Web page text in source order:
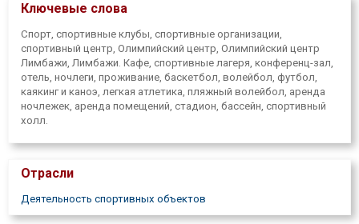
Ключевые слова
Спорт, спортивные клубы, спортивные организации,
спортивный центр, Олимпийский центр, Олимпийский центр
Лимбажи, Лимбажи. Кафе, спортивные лагеря, конференц-зал,
отель, ночлеги, проживание, баскетбол, волейбол, футбол,
каякинг и каноэ, легкая атлетика, пляжный волейбол, аренда
ночлежек, аренда помещений, стадион, бассейн, спортивный
холл.
Отрасли
Деятельность спортивных объектов